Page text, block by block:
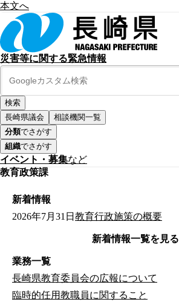
本文へ
災害等に関する緊急情報
長崎県議会
相談機関一覧
分類でさがす
組織でさがす
イベント・募集など
教育政策課
新着情報
2026年7月31日 教育行政施策の概要
新着情報一覧を見る
業務一覧
長崎県教育委員会の広報について
臨時的任用教職員に関すること